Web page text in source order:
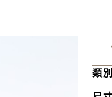
類